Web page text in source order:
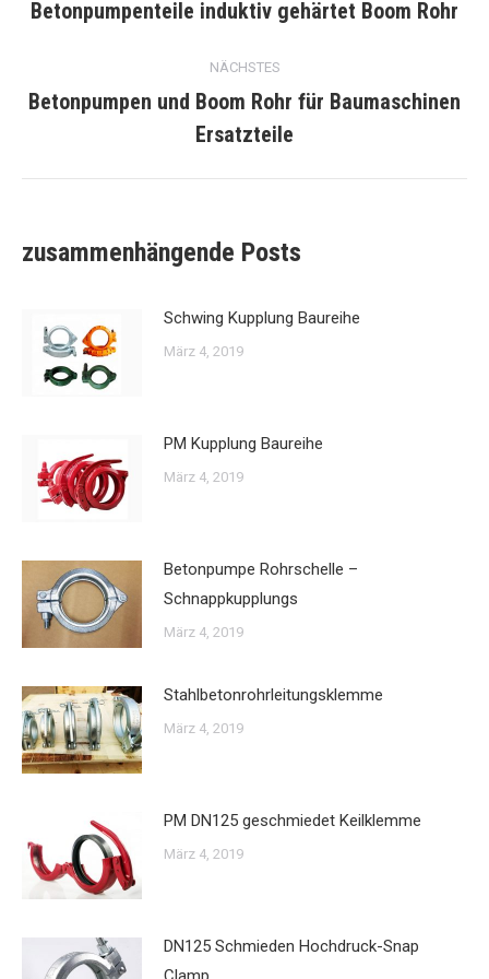
Vorheriger
Betonpumpenteile induktiv gehärtet Boom Rohr
NÄCHSTES
Nächster
Beitrag:
Betonpumpen und Boom Rohr für Baumaschinen
Ersatzteile
zusammenhängende Posts
Schwing Kupplung Baureihe
März 4, 2019
PM Kupplung Baureihe
März 4, 2019
Betonpumpe Rohrschelle –
Schnappkupplungs
März 4, 2019
Stahlbetonrohrleitungsklemme
März 4, 2019
PM DN125 geschmiedet Keilklemme
März 4, 2019
DN125 Schmieden Hochdruck-Snap